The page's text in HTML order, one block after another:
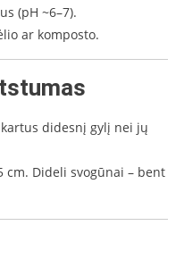
(pH ~6–7).
ar komposto.
didesnį gylį nei jų
cm. Dideli svogūnai – bent